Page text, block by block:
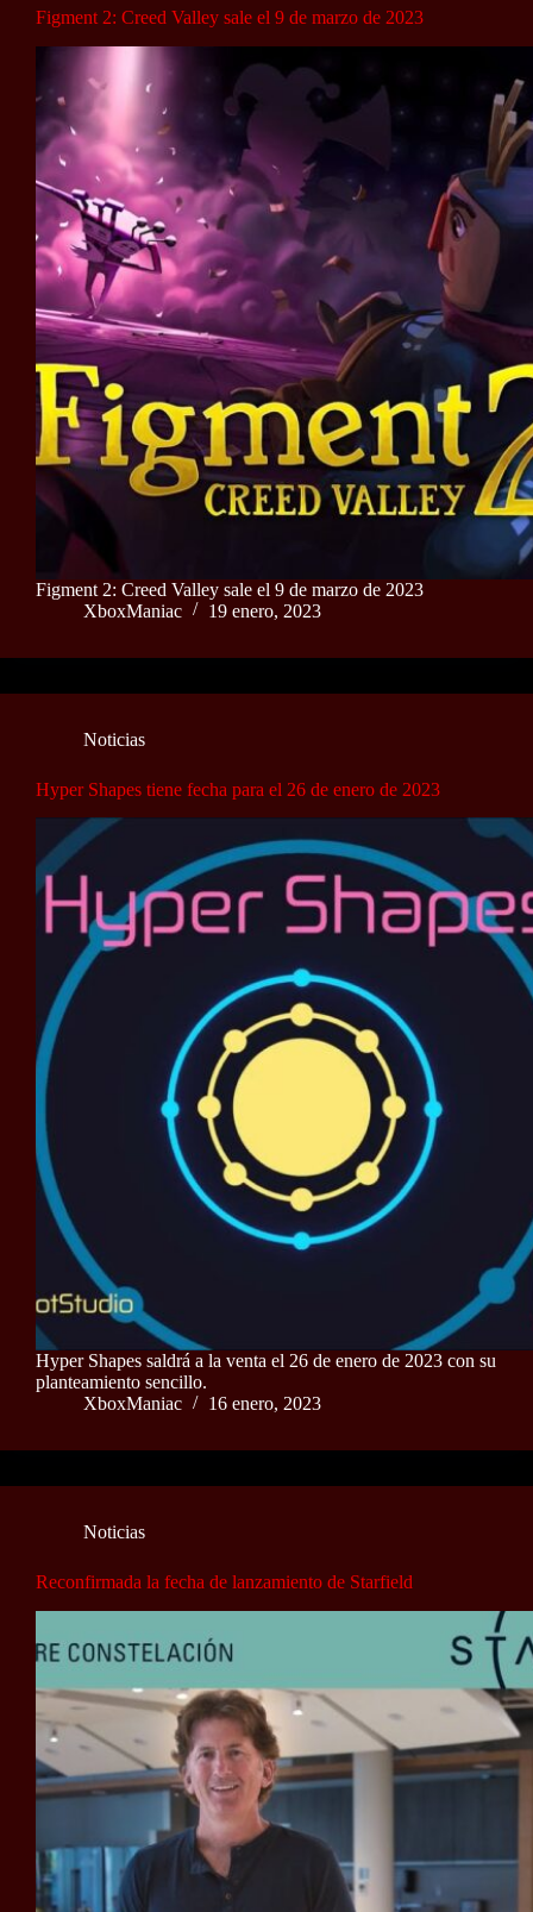
Figment 2: Creed Valley sale el 9 de marzo de 2023
Figment 2: Creed Valley sale el 9 de marzo de 2023
XboxManiac
19 enero, 2023
Noticias
Hyper Shapes tiene fecha para el 26 de enero de 2023
Hyper Shapes saldrá a la venta el 26 de enero de 2023 con su
planteamiento sencillo.
XboxManiac
16 enero, 2023
Noticias
Reconfirmada la fecha de lanzamiento de Starfield